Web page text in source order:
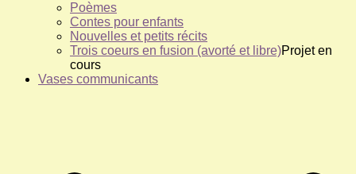
Poèmes
Contes pour enfants
Nouvelles et petits récits
Trois coeurs en fusion (avorté et libre)Projet en
cours
Vases communicants